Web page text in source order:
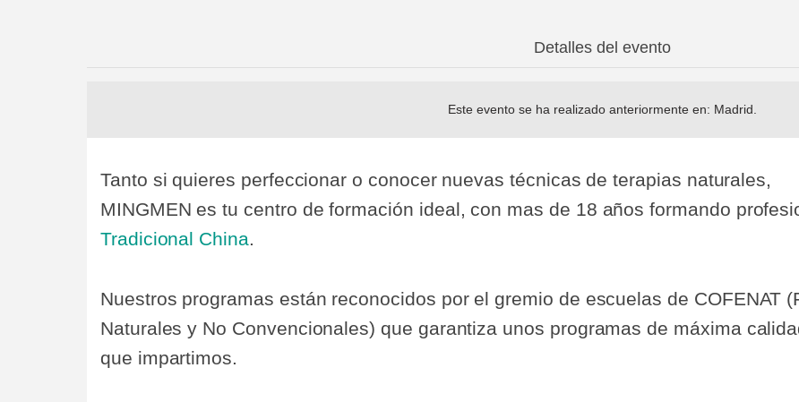
Detalles del evento
Este evento se ha realizado anteriormente en: Madrid
Tanto si quieres perfeccionar o conocer nuevas técnicas de terapias naturales,
MINGMEN es tu centro de formación ideal, con mas de 18 años formando
Tradicional China.
Nuestros programas están reconocidos por el gremio de escuelas de COFENAT
Naturales y No Convencionales) que garantiza unos programas de máxima
que impartimos.